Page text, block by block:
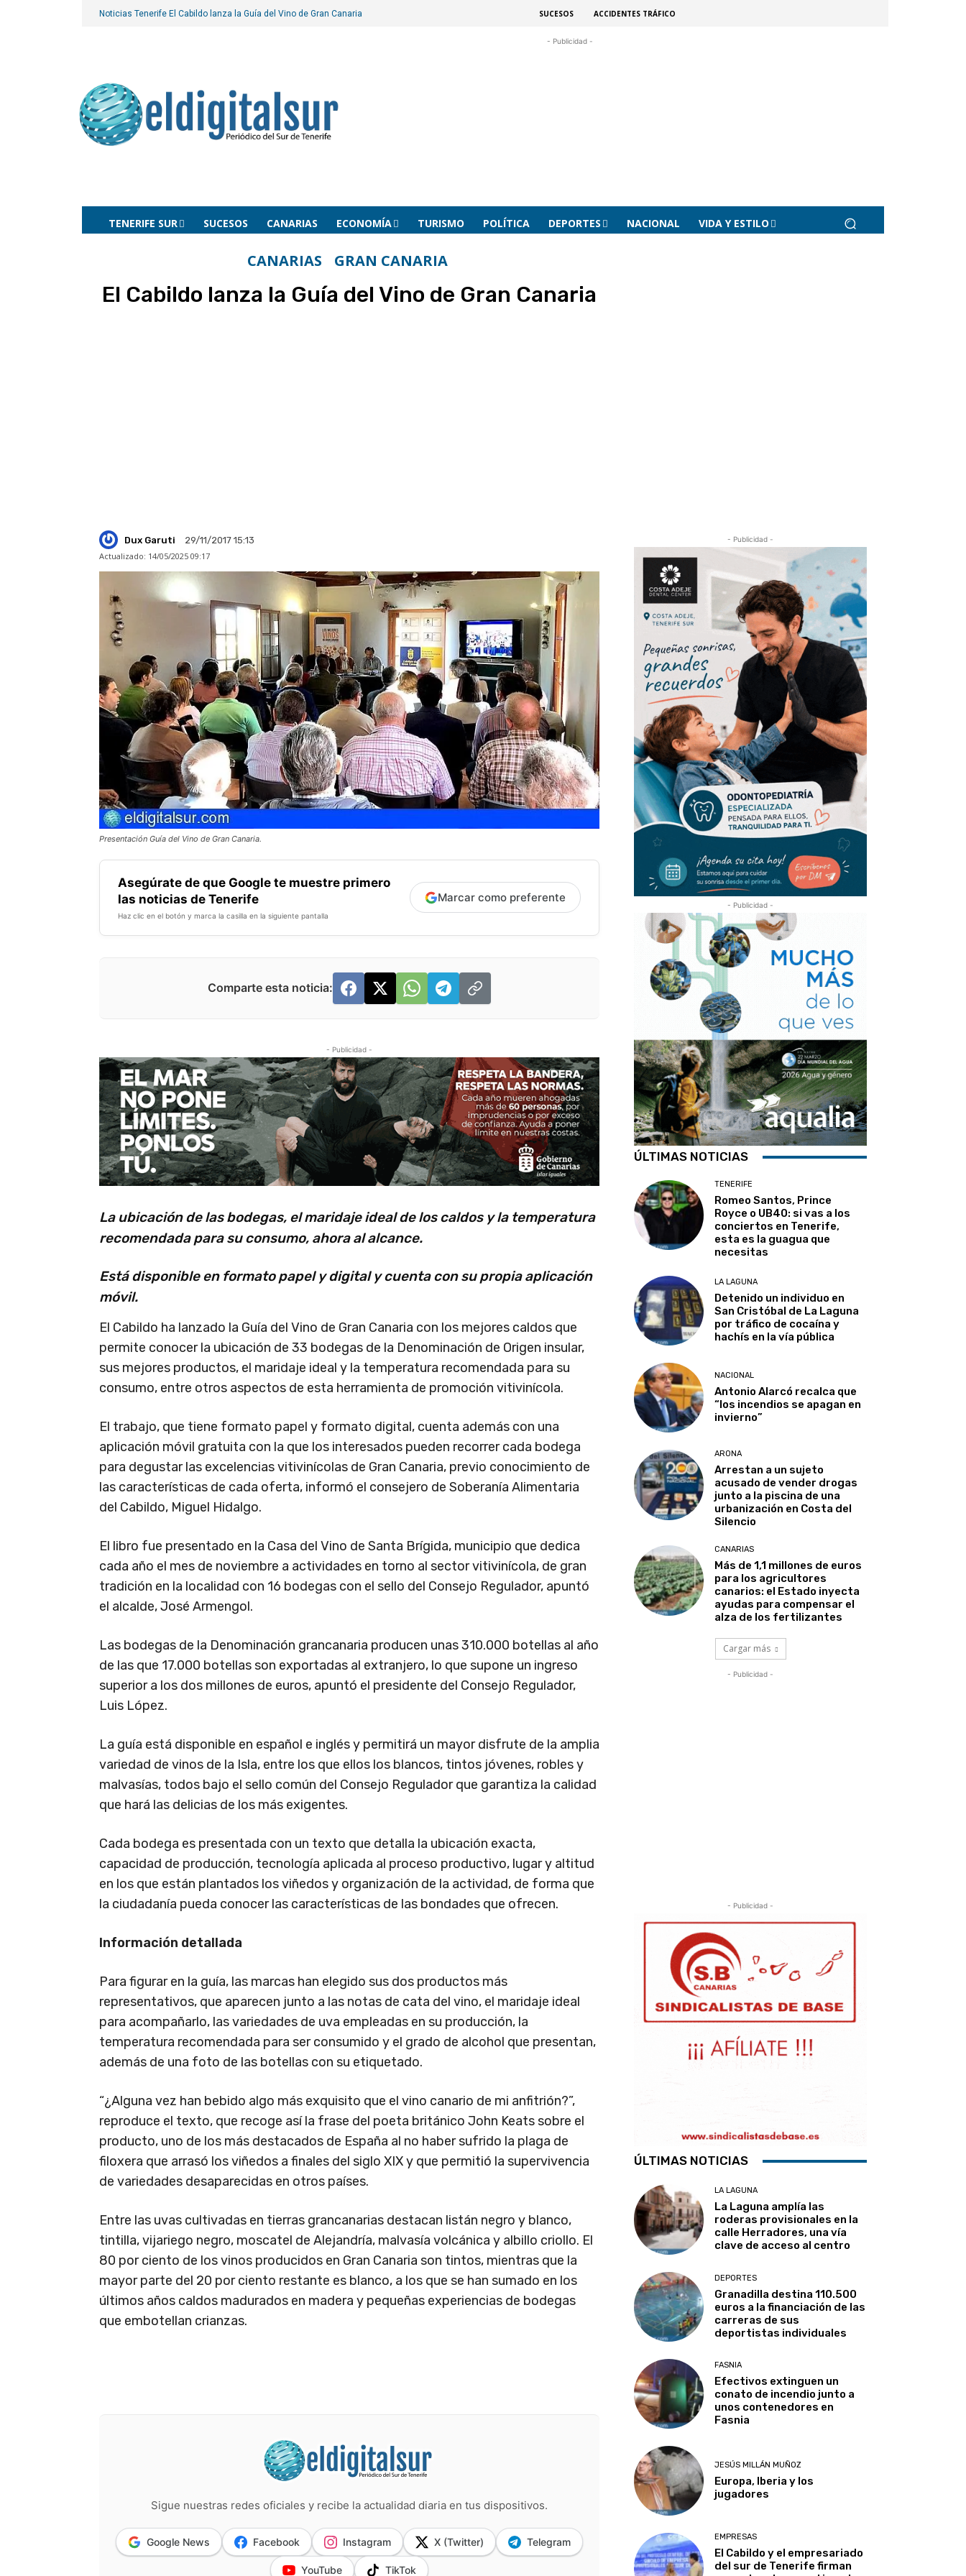
Noticias Tenerife El Cabildo lanza la Guía del Vino de Gran Canaria SUCESOS ACCIDENTES TRÁFICO
- Publicidad -
TENERIFE SUR SUCESOS CANARIAS ECONOMÍA TURISMO POLÍTICA DEPORTES NACIONAL VIDA Y ESTILO
CANARIAS GRAN CANARIA
El Cabildo lanza la Guía del Vino de Gran Canaria
Dux Garuti
29/11/2017 15:13
Actualizado: 14/05/2025 09:17
Presentación Guía del Vino de Gran Canaria.
Asegúrate de que Google te muestre primero
las noticias de Tenerife
Haz clic en el botón y marca la casilla en la siguiente pantalla
Marcar como preferente
Comparte esta noticia:
- Publicidad -
La ubicación de las bodegas, el maridaje ideal de los caldos y la temperatura
recomendada para su consumo, ahora al alcance.
Está disponible en formato papel y digital y cuenta con su propia aplicación
móvil.
El Cabildo ha lanzado la Guía del Vino de Gran Canaria con los mejores caldos que
permite conocer la ubicación de 33 bodegas de la Denominación de Origen insular,
sus mejores productos, el maridaje ideal y la temperatura recomendada para su
consumo, entre otros aspectos de esta herramienta de promoción vitivinícola.
El trabajo, que tiene formato papel y formato digital, cuenta además con una
aplicación móvil gratuita con la que los interesados pueden recorrer cada bodega
para degustar las excelencias vitivinícolas de Gran Canaria, previo conocimiento de
las características de cada oferta, informó el consejero de Soberanía Alimentaria
del Cabildo, Miguel Hidalgo.
El libro fue presentado en la Casa del Vino de Santa Brígida, municipio que dedica
cada año el mes de noviembre a actividades en torno al sector vitivinícola, de gran
tradición en la localidad con 16 bodegas con el sello del Consejo Regulador, apuntó
el alcalde, José Armengol.
Las bodegas de la Denominación grancanaria producen unas 310.000 botellas al año
de las que 17.000 botellas son exportadas al extranjero, lo que supone un ingreso
superior a los dos millones de euros, apuntó el presidente del Consejo Regulador,
Luis López.
La guía está disponible en español e inglés y permitirá un mayor disfrute de la amplia
variedad de vinos de la Isla, entre los que ellos los blancos, tintos jóvenes, robles y
malvasías, todos bajo el sello común del Consejo Regulador que garantiza la calidad
que hará las delicias de los más exigentes.
Cada bodega es presentada con un texto que detalla la ubicación exacta,
capacidad de producción, tecnología aplicada al proceso productivo, lugar y altitud
en los que están plantados los viñedos y organización de la actividad, de forma que
la ciudadanía pueda conocer las características de las bondades que ofrecen.
Información detallada
Para figurar en la guía, las marcas han elegido sus dos productos más
representativos, que aparecen junto a las notas de cata del vino, el maridaje ideal
para acompañarlo, las variedades de uva empleadas en su producción, la
temperatura recomendada para ser consumido y el grado de alcohol que presentan,
además de una foto de las botellas con su etiquetado.
“¿Alguna vez han bebido algo más exquisito que el vino canario de mi anfitrión?”,
reproduce el texto, que recoge así la frase del poeta británico John Keats sobre el
producto, uno de los más destacados de España al no haber sufrido la plaga de
filoxera que arrasó los viñedos a finales del siglo XIX y que permitió la supervivencia
de variedades desaparecidas en otros países.
Entre las uvas cultivadas en tierras grancanarias destacan listán negro y blanco,
tintilla, vijariego negro, moscatel de Alejandría, malvasía volcánica y albillo criollo. El
80 por ciento de los vinos producidos en Gran Canaria son tintos, mientras que la
mayor parte del 20 por ciento restante es blanco, a los que se han sumado en los
últimos años caldos madurados en madera y pequeñas experiencias de bodegas
que embotellan crianzas.
Sigue nuestras redes oficiales y recibe la actualidad diaria en tus dispositivos.
Google News Facebook Instagram X (Twitter) Telegram
YouTube TikTok
- Publicidad -
- Publicidad -
ÚLTIMAS NOTICIAS
TENERIFE
Romeo Santos, Prince
Royce o UB40: si vas a los
conciertos en Tenerife,
esta es la guagua que
necesitas
LA LAGUNA
Detenido un individuo en
San Cristóbal de La Laguna
por tráfico de cocaína y
hachís en la vía pública
NACIONAL
Antonio Alarcó recalca que
“los incendios se apagan en
invierno”
ARONA
Arrestan a un sujeto
acusado de vender drogas
junto a la piscina de una
urbanización en Costa del
Silencio
CANARIAS
Más de 1,1 millones de euros
para los agricultores
canarios: el Estado inyecta
ayudas para compensar el
alza de los fertilizantes
Cargar más
- Publicidad -
- Publicidad -
ÚLTIMAS NOTICIAS
LA LAGUNA
La Laguna amplía las
roderas provisionales en la
calle Herradores, una vía
clave de acceso al centro
DEPORTES
Granadilla destina 110.500
euros a la financiación de las
carreras de sus
deportistas individuales
FASNIA
Efectivos extinguen un
conato de incendio junto a
unos contenedores en
Fasnia
JESÚS MILLÁN MUÑOZ
Europa, Iberia y los
jugadores
EMPRESAS
El Cabildo y el empresariado
del sur de Tenerife firman